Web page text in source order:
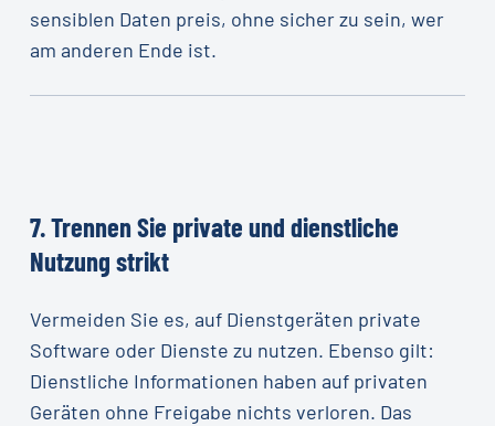
sensiblen Daten preis, ohne sicher zu sein, wer
am anderen Ende ist.
7.TrennenSie private und dienstliche
Nutzung strikt
Vermeiden Sie es, auf Dienstgeräten private
Software oder Dienste zu nutzen. Ebenso gilt:
Dienstliche Informationen haben auf privaten
Geräten ohne Freigabe nichts verloren. Das